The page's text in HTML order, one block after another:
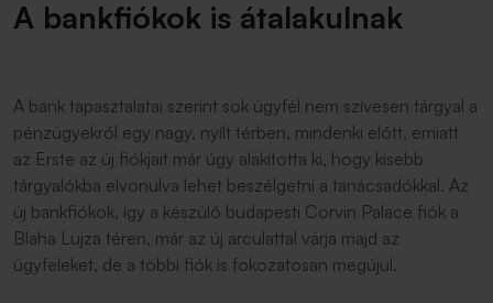
A bankfiókok is átalakulnak
A bank tapasztalatai szerint sok ügyfél nem szívesen tárgyal a
pénzügyekről egy nagy, nyílt térben, mindenki előtt, emiatt
az Erste az új fiókjait már úgy alakította ki, hogy kisebb
tárgyalókba elvonulva lehet beszélgetni a tanácsadókkal. Az
új bankfiókok, így a készülő budapesti Corvin Palace fiók a
Blaha Lujza téren, már az új arculattal várja majd az
ügyfeleket, de a többi fiók is fokozatosan megújul.